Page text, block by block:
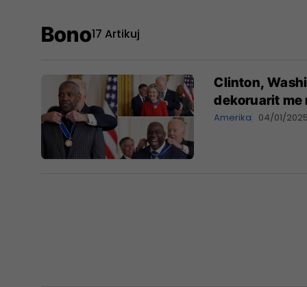
Bono17 Artikuj
Clinton,
dekoruarit me
Amerika 04/01/2025